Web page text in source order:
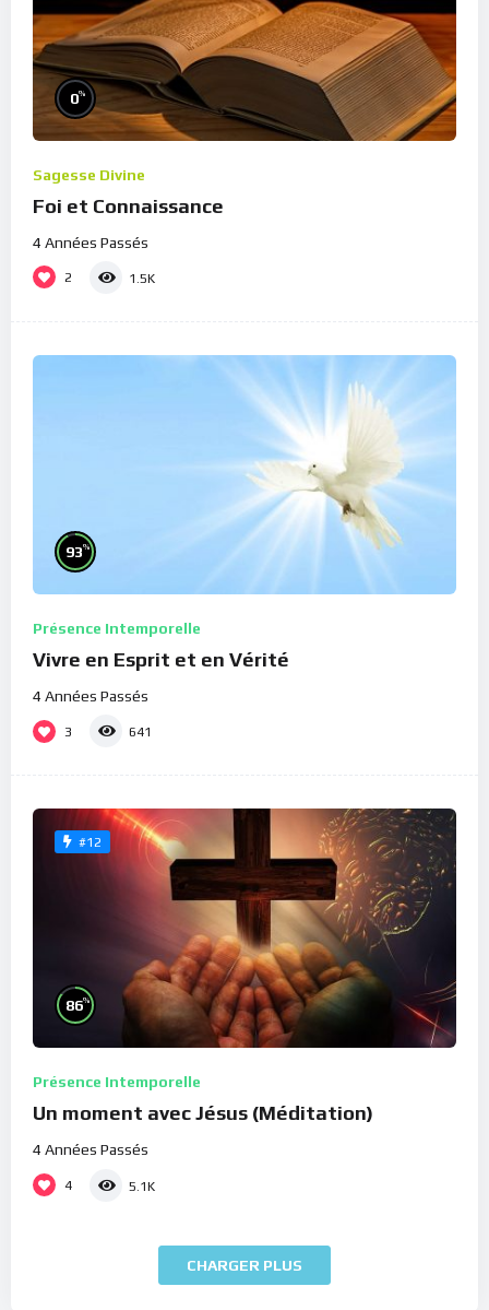
0%
Sagesse Divine
Foi et Connaissance
4 Années Passés
2 1.5K
93%
Présence Intemporelle
Vivre en Esprit et en Vérité
4 Années Passés
3 641
#12
86%
Présence Intemporelle
Un moment avec Jésus (Méditation)
4 Années Passés
4 5.1K
CHARGER PLUS